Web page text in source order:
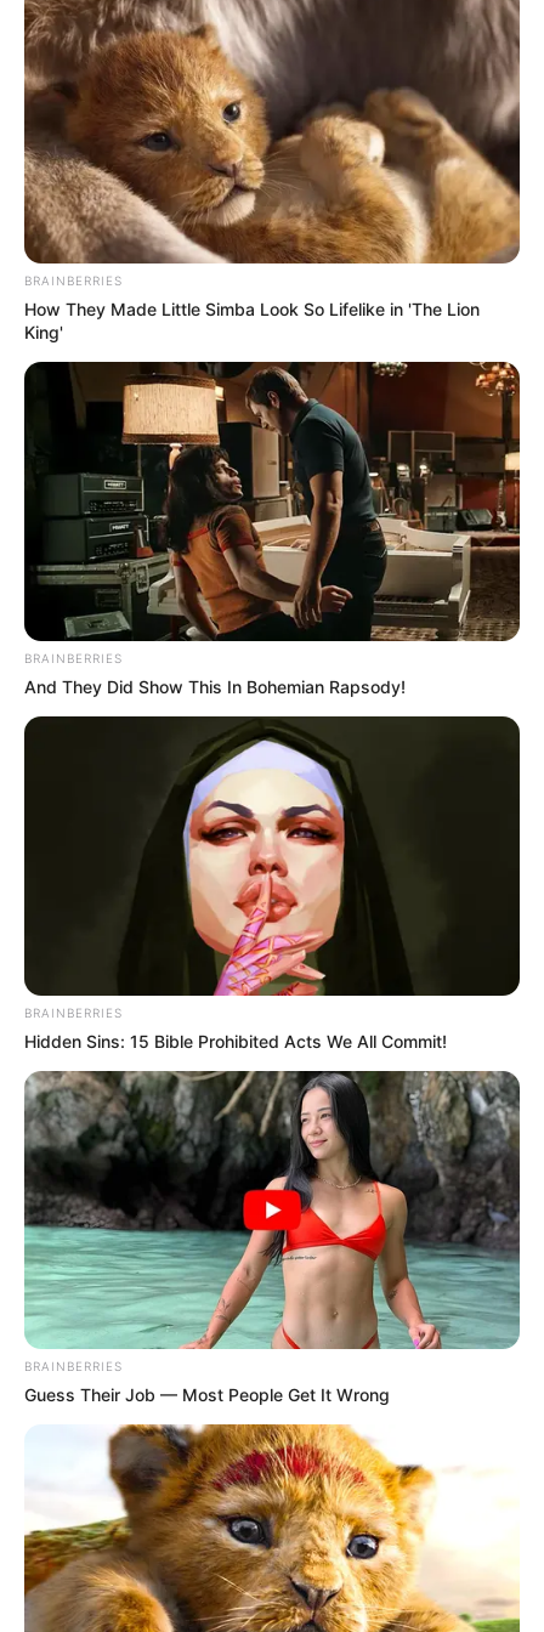
Él asomó la cabeza desde la ventana del piso
superior:
— Mariana, ¿a qué vienes? Vamos a
divorciarnos. Ya cambié la chapa y tus cosas
las tiré al patio.
Levanté la vista, atónita. Mis maletas y ropa
estaban esparcidas bajo el sol, como basura.
Los vecinos murmuraban, algunos grababan
con sus celulares.
BRAINBERRIES
How They Made Little Simba Look So Lifelike in 'The Lion
King'
BRAINBERRIES
And They Did Show This In Bohemian Rapsody!
BRAINBERRIES
Hidden Sins: 15 Bible Prohibited Acts We All Commit!
BRAINBERRIES
Guess Their Job — Most People Get It Wrong